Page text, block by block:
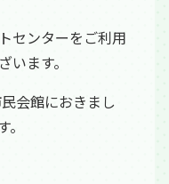
センターをご利用
ます。
会館におきまし